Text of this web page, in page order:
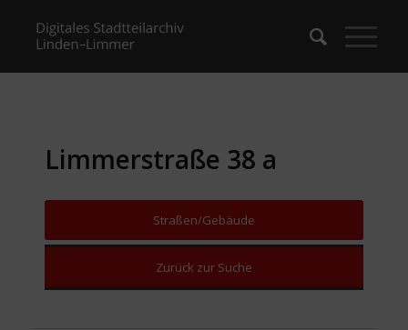
Limmerstraße 38 a
Straßen/Gebäude
Zurück zur Suche